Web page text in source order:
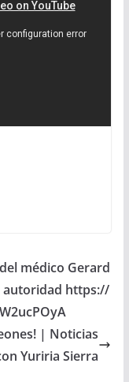
médico Gerard
autoridad https://
| Noticias
Yuriria Sierra